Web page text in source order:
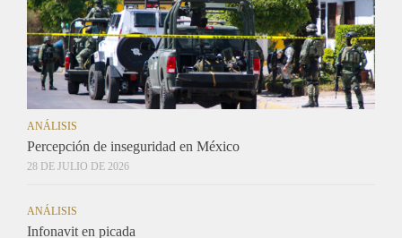
ANÁLISIS
Percepción de inseguridad en México
28 DE JULIO DE 2026
ANÁLISIS
Infonavit en picada